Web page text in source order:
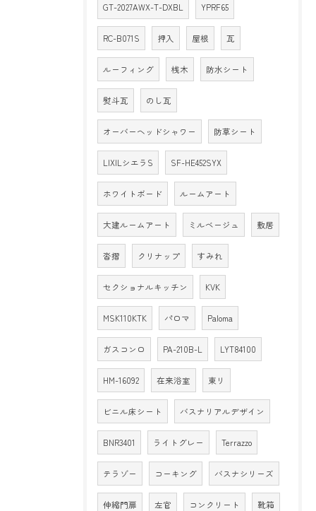
GT-2027AWX-T-DXBL YPRF65
RC-B071S 押入 屋根 瓦
ルーフィング 桟木 防水シート
熨斗瓦 のし瓦
オーバーヘッドシャワー 防草シート
LIXILシエラS SF-HE452SYX
ホワイトボード ルームアート
大建ルームアート ミルベージュ 敷居
沓摺 クリナップ すみれ
セクショナルキッチン KVK
MSK110KTK パロマ Paloma
ガスコンロ PA-210B-L LYT84100
HM-16092 在来浴室 東リ
ビニル床シート バスナリアルデザイン
BNR3401 ライトグレー Terrazzo
テラゾー コーキング バスナシリーズ
伸縮門扉 左官 コンクリート 靴箱